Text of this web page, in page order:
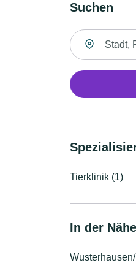
Suchen
Suche nach Ort
Tierklinik (1)
In der Nähe